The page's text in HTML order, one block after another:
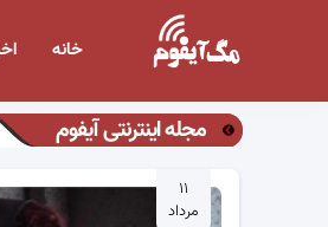
خانه
مجله اینترنتی آیفوم
۱۱
مرداد